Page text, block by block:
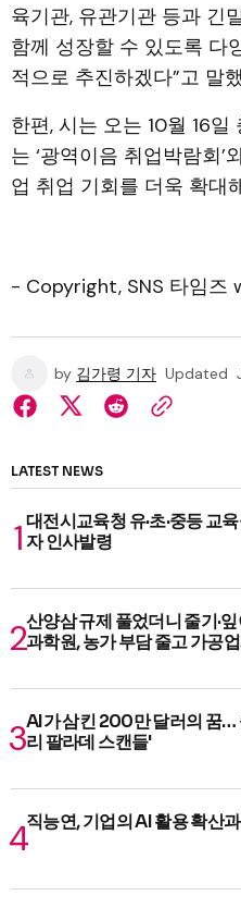
육기관, 유관기관 등과 긴
함께 성장할 수 있도록 다
적으로 추진하겠다”고 말
한편, 시는 오는 10월 16
는 ‘광역이음 취업박람회
업 취업 기회를 더욱 확대
- Copyright, SNS 타임즈
by 김가령 기자 Updated
LATEST NEWS
대전시교육청 유·초·중등 교
자 인사발령
산양삼 규제 풀었더니 줄기·
과학원, 농가 부담 줄고 가공
AI가 삼킨 200만 달러의 꿈…
리 팔라데 스캔들'
직능연, 기업의 AI 활용 확산